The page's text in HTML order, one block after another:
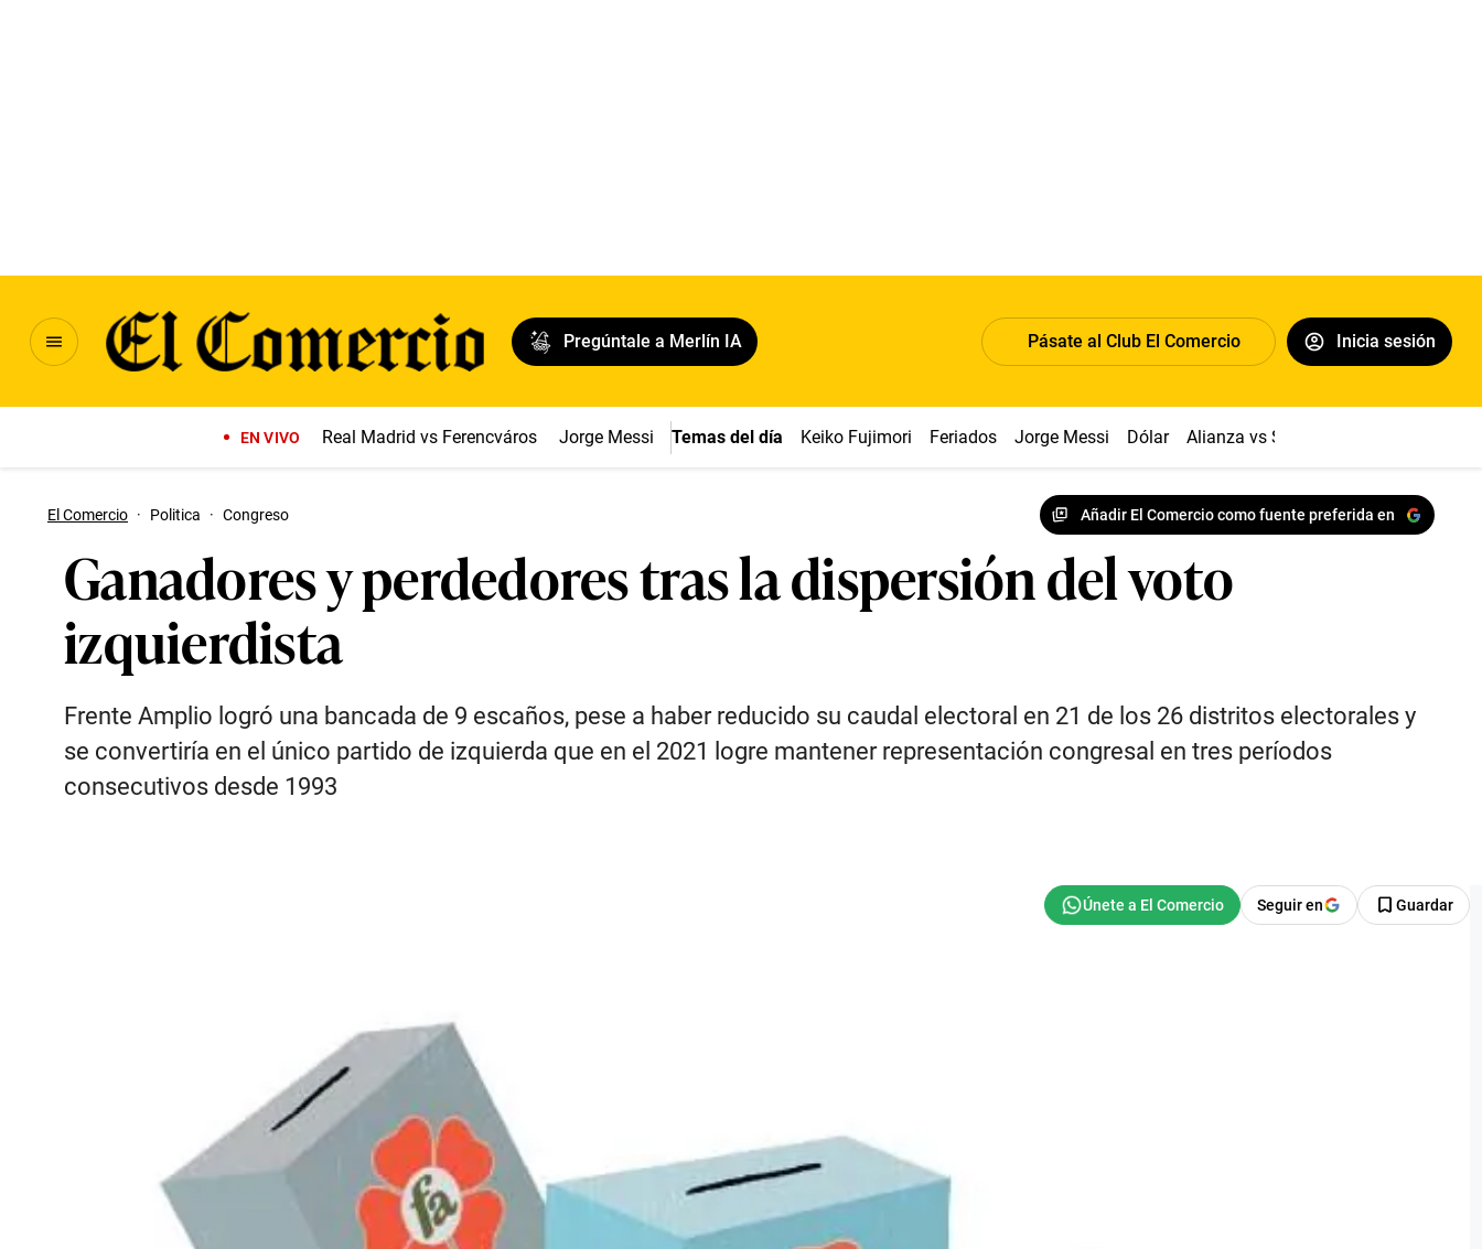
Pregúntale a Merlín IA Pásate al Club El Comercio Inicia sesión
EN VIVO Real Madrid vs Ferencváros Jorge Messi Temas del día Keiko Fujimori Feriados Jorge Messi Dólar Alianza vs Sport Boys
El Comercio · Politica · Congreso Añadir El Comercio como fuente preferida en
Ganadores y perdedores tras la dispersión del voto
izquierdista
Frente Amplio logró una bancada de 9 escaños, pese a haber reducido su caudal electoral en 21 de los 26 distritos electorales y
se convertiría en el único partido de izquierda que en el 2021 logre mantener representación congresal en tres períodos
consecutivos desde 1993
Seguir en Guardar